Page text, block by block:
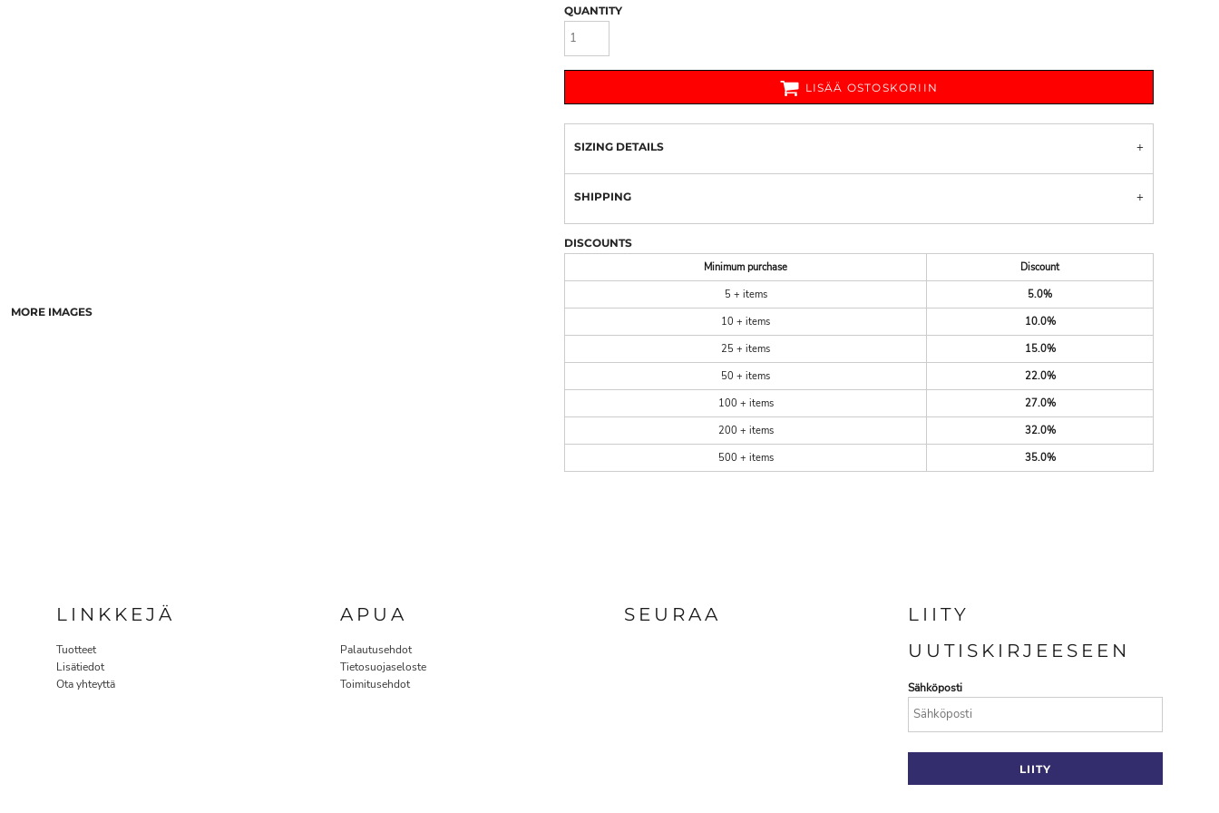
MORE IMAGES
QUANTITY
LISÄÄ OSTOSKORIIN
SIZING DETAILS
SHIPPING
DISCOUNTS
Minimum purchase
Discount
5 + items
5.0%
10 + items
10.0%
25 + items
15.0%
50 + items
22.0%
100 + items
27.0%
200 + items
32.0%
500 + items
35.0%
LINKKEJÄ
Tuotteet
Lisätiedot
Ota yhteyttä
APUA
Palautusehdot
Tietosuojaseloste
Toimitusehdot
SEURAA
LIITY
UUTISKIRJEESEEN
Sähköposti
LIITY